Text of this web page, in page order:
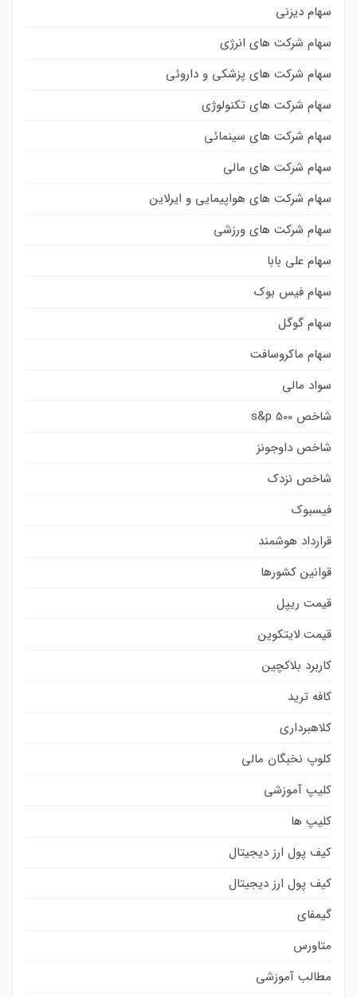
سهام دیزنی
سهام شرکت های انرژی
سهام شرکت های پزشکی و داروئی
سهام شرکت های تکنولوژی
سهام شرکت های سینمائی
سهام شرکت های مالی
سهام شرکت های هواپیمایی و ایرلاین
سهام شرکت های ورزشی
سهام علی بابا
سهام فیس بوک
سهام گوگل
سهام ماکروسافت
سواد مالی
شاخص s&p 500
شاخص داوجونز
شاخص نزدک
فیسبوک
قرارداد هوشمند
قوانین کشورها
قیمت ریپل
قیمت لایتکوین
کاربرد بلاکچین
کافه ترید
کلاهبرداری
کلوپ نخبگان مالی
کلیپ آموزشی
کلیپ ها
کیف پول ارز دیجیتال
کیف پول ارز دیجیتال
گیمفای
متاورس
مطالب آموزشی